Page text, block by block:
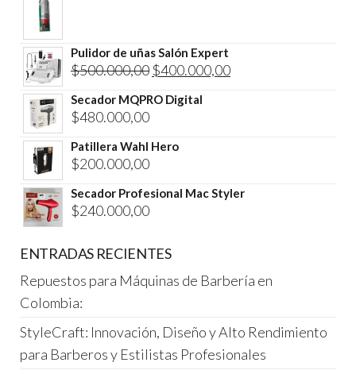
Pulidor de uñas Salón Expert
$500.000,00 El
precio
$400.000,00El
Secador MQPRO Digital
$480.000,00
Patillera Wahl Hero
$200.000,00
Secador Profesional Mac Styler
$240.000,00
ENTRADAS RECIENTES
Repuestos para Máquinas de Barbería en
Colombia:
StyleCraft: Innovación, Diseño y Alto Rendimiento
para Barberos y Estilistas Profesionales